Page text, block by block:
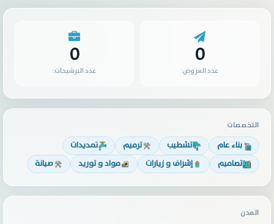
0
عدد العروض:
0
عدد الترشيحات:
التخصصات
بناء عام تشطيب ترميم
تمديدات
تصاميم
إشراف و زيارات مواد و توريد صيانة
المدن